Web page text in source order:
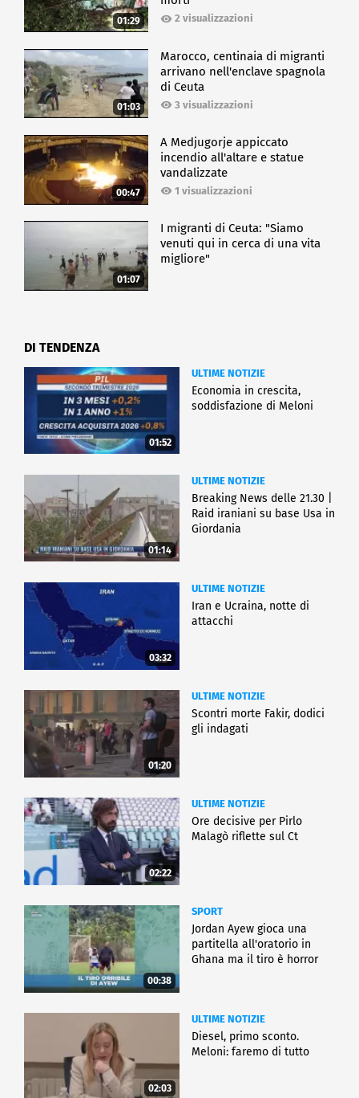
01:29 2 visualizzazioni
01:03
Marocco, centinaia di migranti
arrivano nell'enclave spagnola
di Ceuta
3 visualizzazioni
00:47
A Medjugorje appiccato
incendio all'altare e statue
vandalizzate
1 visualizzazioni
01:07
I migranti di Ceuta: "Siamo
venuti qui in cerca di una vita
migliore"
DI TENDENZA
01:52
ULTIME NOTIZIE
Economia in crescita,
soddisfazione di Meloni
01:14
ULTIME NOTIZIE
Breaking News delle 21.30 |
Raid iraniani su base Usa in
Giordania
03:32
ULTIME NOTIZIE
Iran e Ucraina, notte di
attacchi
01:20
ULTIME NOTIZIE
Scontri morte Fakir, dodici
gli indagati
02:22
ULTIME NOTIZIE
Ore decisive per Pirlo
Malagò riflette sul Ct
00:38
SPORT
Jordan Ayew gioca una
partitella all'oratorio in
Ghana ma il tiro è horror
02:03
ULTIME NOTIZIE
Diesel, primo sconto.
Meloni: faremo di tutto